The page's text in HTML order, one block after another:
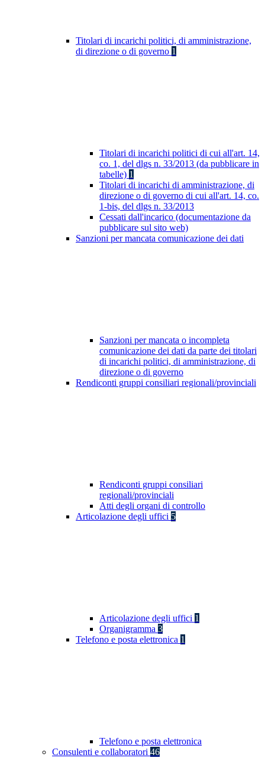
Titolari di incarichi politici, di amministrazione,
di direzione o di governo 1
Titolari di incarichi politici di cui all'art. 14,
co. 1, del dlgs n. 33/2013 (da pubblicare in
tabelle) 1
Titolari di incarichi di amministrazione, di
direzione o di governo di cui all'art. 14, co.
1-bis, del dlgs n. 33/2013
Cessati dall'incarico (documentazione da
pubblicare sul sito web)
Sanzioni per mancata comunicazione dei dati
Sanzioni per mancata o incompleta
comunicazione dei dati da parte dei titolari
di incarichi politici, di amministrazione, di
direzione o di governo
Rendiconti gruppi consiliari regionali/provinciali
Rendiconti gruppi consiliari
regionali/provinciali
Atti degli organi di controllo
Articolazione degli uffici 5
Articolazione degli uffici 1
Organigramma 3
Telefono e posta elettronica 1
Telefono e posta elettronica
Consulenti e collaboratori 46